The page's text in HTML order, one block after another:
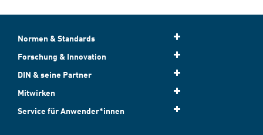
Normen & Standards
Forschung & Innovation
DIN & seine Partner
Mitwirken
Service für Anwender*innen